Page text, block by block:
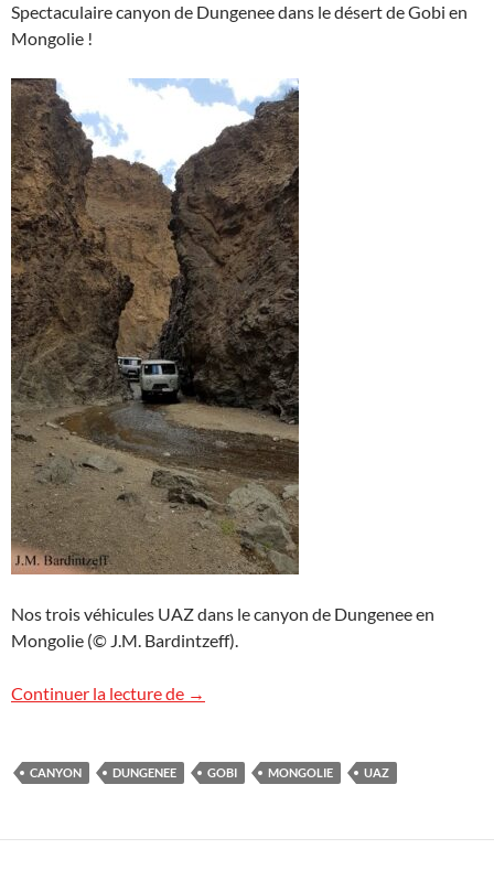
Spectaculaire canyon de Dungenee dans le désert de Gobi en
Mongolie !
Nos trois véhicules UAZ dans le canyon de Dungenee en
Mongolie (© J.M. Bardintzeff).
Continuer la lecture de Canyon de Dungenee en Mongolie
→
CANYON DUNGENEE GOBI MONGOLIE UAZ